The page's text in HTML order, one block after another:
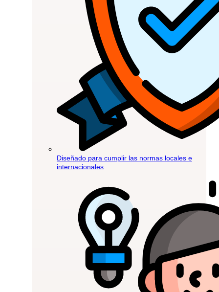
Diseñado para cumplir las normas locales e
internacionales